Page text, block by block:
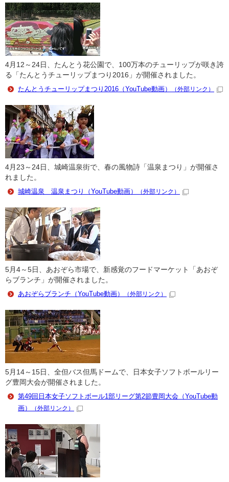
4月12～24日、たんとう花公園で、100万本のチューリップが咲き誇
る「たんとうチューリップまつり2016」が開催されました。
たんとうチューリップまつり2016（YouTube動画）
（外部リンク）
4月23～24日、城崎温泉街で、春の風物詩「温泉まつり」が開催さ
れました。
城崎温泉 温泉まつり（YouTube動画）
（外部リンク）
5月4～5日、あおぞら市場で、新感覚のフードマーケット「あおぞ
らブランチ」が開催されました。
あおぞらブランチ（YouTube動画）
（外部リンク）
5月14～15日、全但バス但馬ドームで、日本女子ソフトボールリー
グ豊岡大会が開催されました。
第49回日本女子ソフトボール1部リーグ第2節豊岡大会（YouTube動
画）
（外部リンク）